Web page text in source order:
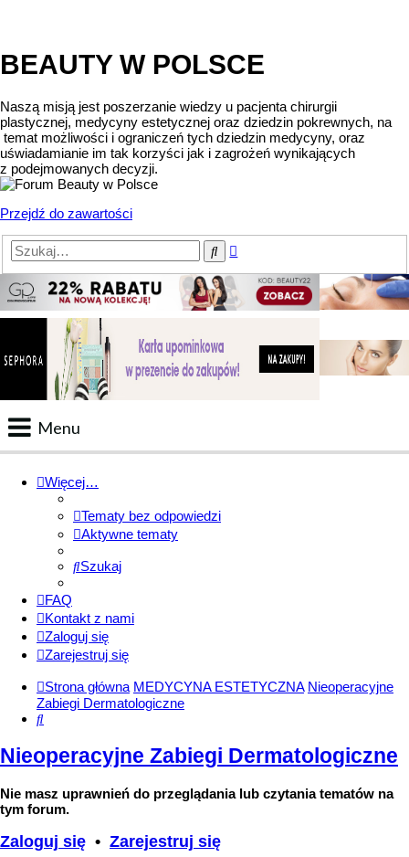
BEAUTY W POLSCE
Naszą misją jest poszerzanie wiedzy u pacjenta chirurgii
plastycznej, medycyny estetycznej oraz dziedzin pokrewnych, na
temat możliwości i ograniczeń tych dziedzin medycyny, oraz
uświadamianie im tak korzyści jak i zagrożeń wynikających
z podejmowanych decyzji.
Przejdź do zawartości
Szukaj
zaawansowane
Menu
Facebook
Regulamin
Zapytaj administratora
Kontakt
Więcej…
Tematy bez odpowiedzi
Aktywne tematy
Szukaj
FAQ
Kontakt z nami
Zaloguj się
Zarejestruj się
Strona główna MEDYCYNA ESTETYCZNA Nieoperacyjne
Zabiegi Dermatologiczne
Szukaj
Nieoperacyjne Zabiegi Dermatologiczne
Nie masz uprawnień do przeglądania lub czytania tematów na
tym forum.
Zaloguj się • Zarejestruj się